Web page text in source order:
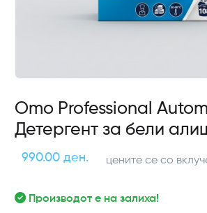
Omo Professional
Детергент за бели
990.00 ден. цените се со
Производот е на залиха!